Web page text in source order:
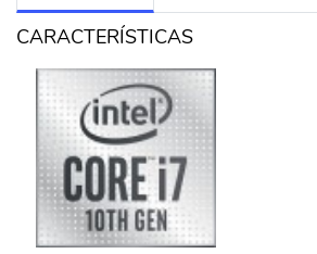
CARACTERÍSTICAS